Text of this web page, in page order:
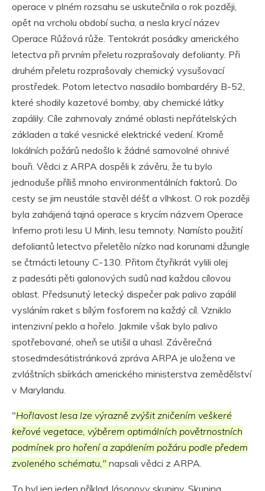
operace v plném rozsahu se uskutečnila o rok později,
opět na vrcholu období sucha, a nesla krycí název
Operace Růžová růže. Tentokrát posádky amerického
letectva při prvním přeletu rozprašovaly defolianty. Při
druhém přeletu rozprašovaly chemický vysušovací
prostředek. Potom letectvo nasadilo bombardéry B-52,
které shodily kazetové bomby, aby chemické látky
zapálily. Cíle zahrnovaly známé oblasti nepřátelských
základen a také vesnické elektrické vedení. Kromě
lokálních požárů nedošlo k žádné samovolné ohnivé
bouři. Vědci z ARPA dospěli k závěru, že tu bylo
jednoduše příliš mnoho environmentálních faktorů. Do
cesty se jim neustále stavěl déšť a vlhkost. O rok později
byla zahájená tajná operace s krycím názvem Operace
Inferno proti lesu U Minh, lesu temnoty. Namísto použití
defoliantů letectvo přeletělo nízko nad korunami džungle
se čtrnácti letouny C-130. Přitom čtyřikrát vylili olej
z padesáti pěti galonových sudů nad každou cílovou
oblast. Předsunutý letecký dispečer pak palivo zapálil
vysláním raket s bílým fosforem na každý cíl. Vzniklo
intenzivní peklo a hořelo. Jakmile však bylo palivo
spotřebované, oheň se utišil a uhasl. Závěrečná
stosedmdesátistránková zpráva ARPA je uložena ve
zvláštních sbírkách amerického ministerstva zemědělství
v Marylandu.
"Hořlavost lesa lze výrazně zvýšit zničením veškeré
keřové vegetace, výběrem optimálních povětrnostních
podmínek pro hoření a zapálením požáru podle předem
zvoleného schématu," napsali vědci z ARPA.